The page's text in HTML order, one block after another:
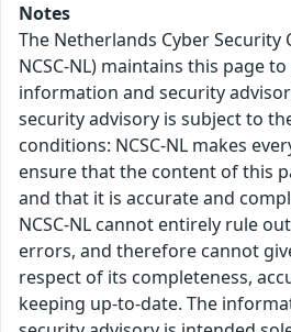
Notes
The Netherlands Cyber Security
NCSC-NL) maintains this page
information and security
security advisory is subject to
conditions: NCSC-NL makes
ensure that the content of this
and that it is accurate and
NCSC-NL cannot entirely rule
errors, and therefore cannot
respect of its completeness,
keeping up-to-date. The